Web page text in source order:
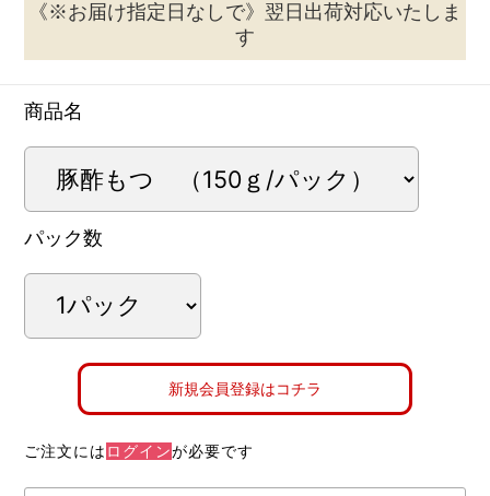
《※お届け指定日なしで》翌日出荷対応いたしま
す
商品名
パック数
新規会員登録はコチラ
ご注文には ログインが必要です